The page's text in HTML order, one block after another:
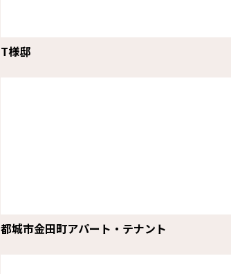
T様邸
都城市金田町アパート・テナント